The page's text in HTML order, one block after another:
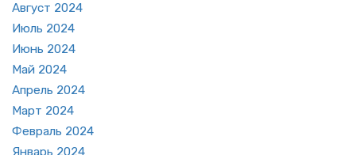
Ав­густ 2024
Июль 2024
Июнь 2024
Май 2024
Ап­рель 2024
Март 2024
Фев­раль 2024
Ян­варь 2024